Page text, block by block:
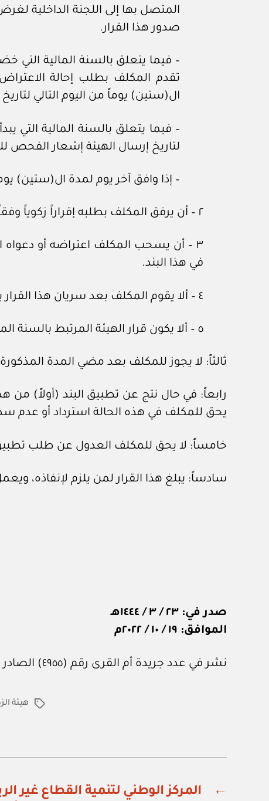
المتصل بها إلى اللجنة الداخلية
صدور هذا القرار.
– فيما يتعلق بالسنة المالية
تقدم المكلف بطلب إحالة
ال(ستين) يوماً من اليوم التالي
– فيما يتعلق بالسنة المالية التي
لتاريخ إرسال الهيئة إشعار الفحص
– إذا وافق آخر يوم لمدة ال(ستين)
٢ – أن يرفق المكلف بطلبه إقراراً زكوياً وفقاً لأحكام اللائحة التنفيذية لجباية الزكاة الصادرة بالقرار الوزاري رقم (٢٢١٦) وتاريخ ٧/٧/ ١٤٤٠ه.
٣ – أن يسحب المكلف اعتراضه أو دعواه
في هذا البند.
٤ – ألا يقوم المكلف بعد سريان هذا القرار بتعديل إقراره المرتبط بالسنة المالية محل التطبيق.
٥ – ألا يكون قرار الهيئة المرتبط بالسنة المالية محل التطبيق محصناً، أو صدر به قرار أو حكم نهائي.
ثالثاً: لا يجوز للمكلف بعد مضي المدة المذكورة في الفقرة رقم (١) من البند (ثانياً)
رابعاً: في حال نتج عن تطبيق البند (أولاً) من
يحق للمكلف في هذه الحالة استرداد أو عدم
خامساً: لا يحق للمكلف العدول عن طلب تطبيق
سادساً: يبلغ هذا القرار لمن يلزم لإنفاذه،
صدر في: ٢٣ / ٣ / ١٤٤٤هـ
الموافق: ١٩ / ١٠ / ٢٠٢٢م
نشر في عدد جريدة أم القرى رقم (٤٩٥٥) الصادر في ٤ من نوفمبر ٢٠٢٢م.
الوسوم
هيئة
←